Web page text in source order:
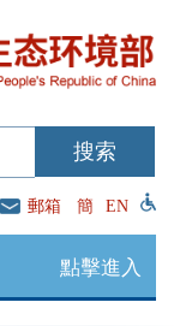
郵箱 簡 EN
點擊進入